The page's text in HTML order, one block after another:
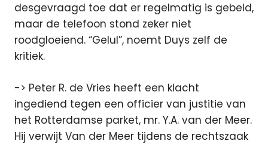
desgevraagd toe dat er regelmatig is gebeld,
maar de telefoon stond zeker niet
roodgloeiend. “Gelul”, noemt Duys zelf de
kritiek.
-> Peter R. de Vries heeft een klacht
ingediend tegen een officier van justitie van
het Rotterdamse parket, mr. Y.A. van der Meer.
Hij verwijt Van der Meer tijdens de rechtszaak